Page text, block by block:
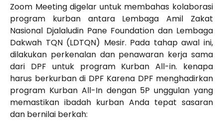
Zoom Meeting digelar untuk membahas kolaborasi
program kurban antara Lembaga Amil Zakat
Nasional Djalaludin Pane Foundation dan Lembaga
Dakwah TQN (LDTQN) Mesir. Pada tahap awal ini,
dilakukan perkenalan dan penawaran kerja sama
dari DPF untuk program Kurban All-in. kenapa
harus berkurban di DPF Karena DPF menghadirkan
program Kurban All-In dengan 5P unggulan yang
memastikan ibadah kurban Anda tepat sasaran
dan bernilai berkah: